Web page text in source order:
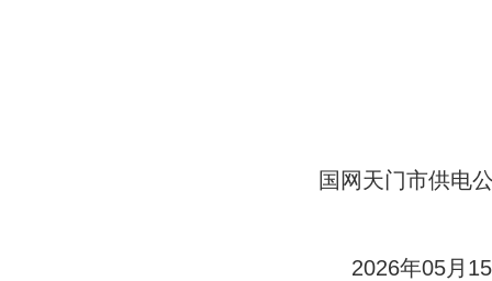
国网天门市供电公
2026年05月15